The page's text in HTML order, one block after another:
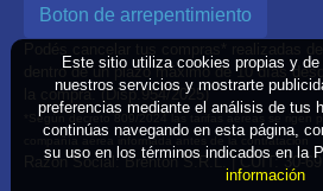
Boton de arrepentimiento
dentro de un plazo máximo de 10 días
la compra. (Disp.954/2025)
*Según decreto 809/2024 las tarifas aéreas se rigen
compañía aérea informada antes de la contratación
Razón Social: Brenton S.R.L. | CUIT: 30-
Este sitio utiliza cookies propias y
nuestros servicios y mostrarte
preferencias mediante el análisis de tus
continúas navegando en esta página,
su uso en los términos indicados en la
información